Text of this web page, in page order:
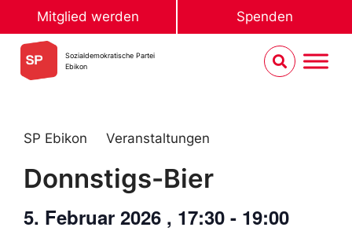
Mitglied werden Spenden
Sozialdemokratische Partei
Ebikon
SP Ebikon Veranstaltungen
Donnstigs-Bier
5. Februar 2026 , 17:30 - 19:00